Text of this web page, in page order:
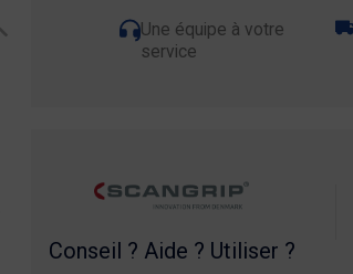
Une équipe à votre
service
Conseil ? Aide ? Utiliser ?